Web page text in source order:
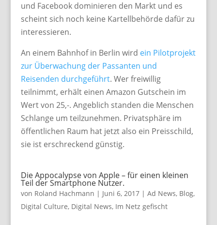
und Facebook dominieren den Markt und es
scheint sich noch keine Kartellbehörde dafür zu
interessieren.
An einem Bahnhof in Berlin wird ein Pilotprojekt
zur Überwachung der Passanten und
Reisenden durchgeführt. Wer freiwillig
teilnimmt, erhält einen Amazon Gutschein im
Wert von 25,-. Angeblich standen die Menschen
Schlange um teilzunehmen. Privatsphäre im
öffentlichen Raum hat jetzt also ein Preisschild,
sie ist erschreckend günstig.
Die Appocalypse von Apple – für einen kleinen
Teil der Smartphone Nutzer.
von Roland Hachmann | Juni 6, 2017| Ad News, Blog,
Digital Culture, Digital News, Im Netz gefischt